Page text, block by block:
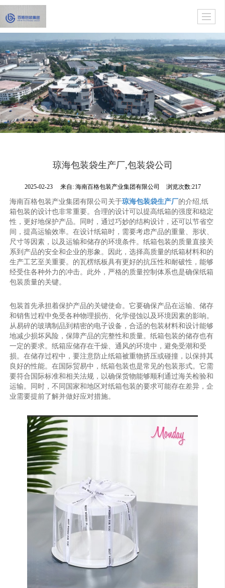
琼海包装袋生产厂,包装袋公司
2025-02-23 来自: 海南百格包装产业集团有限公司 浏览次数:217
海南百格包装产业集团有限公司关于琼海包装袋生产厂的介绍,纸
箱包装的设计也非常重要。合理的设计可以提高纸箱的强度和稳定
性，更好地保护产品。同时，通过巧妙的结构设计，还可以节省空
间，提高运输效率。在设计纸箱时，需要考虑产品的重量、形状、
尺寸等因素，以及运输和储存的环境条件。纸箱包装的质量直接关
系到产品的安全和企业的形象。因此，选择高质量的纸箱材料和的
生产工艺至关重要。的瓦楞纸板具有更好的抗压性和耐破性，能够
经受住各种外力的冲击。此外，严格的质量控制体系也是确保纸箱
包装质量的关键。
包装首先承担着保护产品的关键使命。它要确保产品在运输、储存
和销售过程中免受各种物理损伤、化学侵蚀以及环境因素的影响。
从易碎的玻璃制品到精密的电子设备，合适的包装材料和设计能够
地减少损坏风险，保障产品的完整性和质量。纸箱包装的储存也有
一定的要求。纸箱应储存在干燥、通风的环境中，避免受潮和受
损。在储存过程中，要注意防止纸箱被重物挤压或碰撞，以保持其
良好的性能。在国际贸易中，纸箱包装也是常见的包装形式。它需
要符合国际标准和相关法规，以确保货物能够顺利通过海关检验和
运输。同时，不同国家和地区对纸箱包装的要求可能存在差异，企
业需要提前了解并做好应对措施。